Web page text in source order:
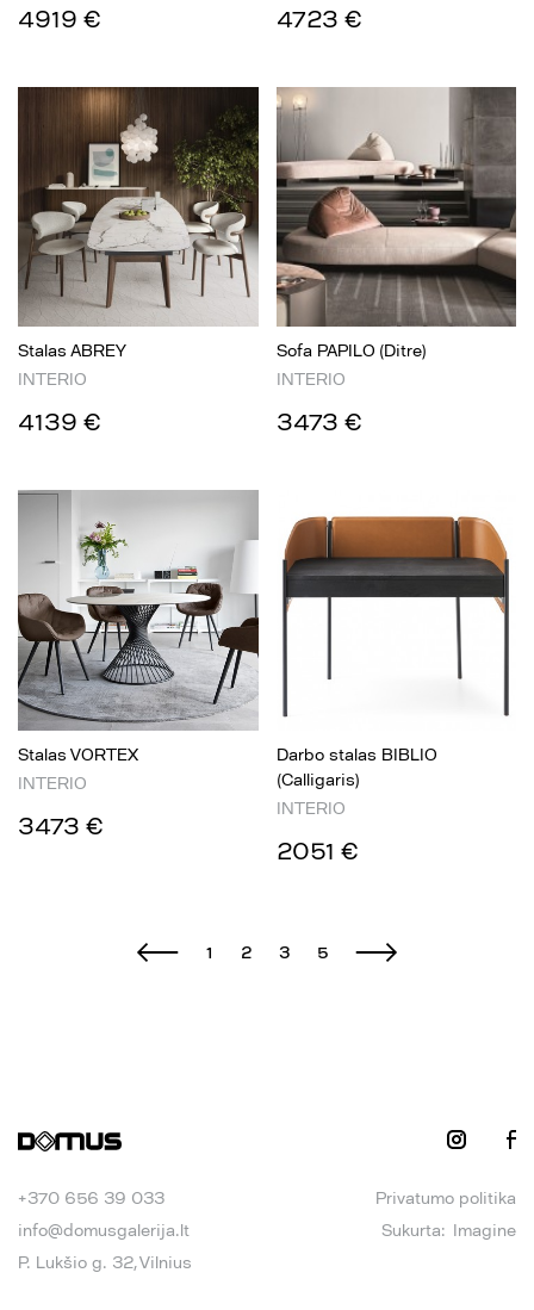
4919 € 4723 €
Stalas ABREY
INTERIO
4139 €
Sofa PAPILO (Ditre)
INTERIO
3473 €
Stalas VORTEX
INTERIO
3473 €
Darbo stalas BIBLIO
(Calligaris)
INTERIO
2051 €
1 2 3 5
+370 656 39 033
info@domusgalerija.lt
P. Lukšio g. 32, Vilnius
Privatumo politika
Sukurta: Imagine